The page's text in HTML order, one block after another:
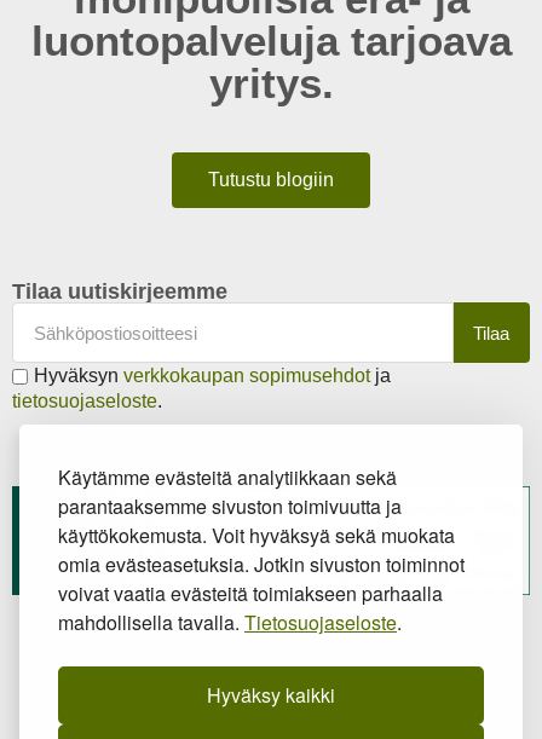
Käytämme evästeitä analytiikkaan sekä
parantaaksemme sivuston toimivuutta ja
käyttökokemusta. Voit hyväksyä sekä muokata
omia evästeasetuksia. Jotkin sivuston toiminnot
voivat vaatia evästeitä toimiakseen parhaalla
mahdollisella tavalla. Tietosuojaseloste.
Hyväksy kaikki
luontopalveluja tarjoava
yritys.
Tutustu blogiin
Tilaa uutiskirjeemme
Tilaa
Hyväksyn verkkokaupan sopimusehdotja
tietosuojaseloste.